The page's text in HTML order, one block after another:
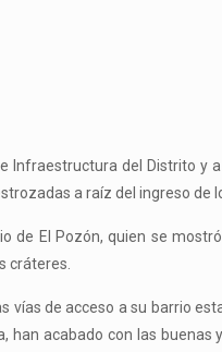
Infraestructura del Distrito y
a raíz del ingreso de
de El Pozón, quien se
cráteres.
de acceso a su barrio
acabado con las